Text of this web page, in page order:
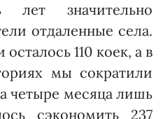
лет значительно
отдаленные села.
110 коек, а в
мы сократили
четыре месяца лишь
сэкономить 237